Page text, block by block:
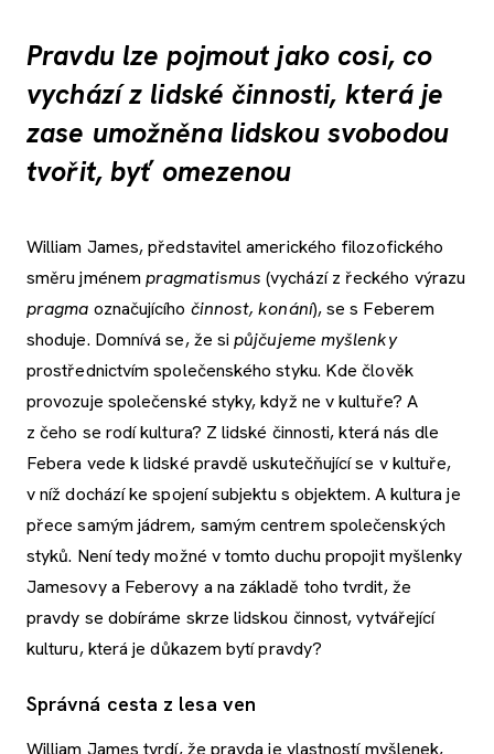
Pravdu lze pojmout jako cosi, co
vychází z lidské činnosti, která je
zase umožněna lidskou svobodou
tvořit, byť omezenou
William James, představitel amerického filozofického
směru jménempragmatismus(vychází z řeckého výrazu
pragma označujícího činnost, konání), se s Feberem
shoduje. Domnívá se, že sipůjčujeme myšlenky
prostřednictvím společenského styku. Kde člověk
provozuje společenské styky, když ne v kultuře? A
z čeho se rodí kultura? Z lidské činnosti, která nás dle
Febera vede k lidské pravdě uskutečňující se v kultuře,
v níž dochází ke spojení subjektu s objektem. A kultura je
přece samým jádrem, samým centrem společenských
styků. Není tedy možné v tomto duchu propojit myšlenky
Jamesovy a Feberovy a na základě toho tvrdit, že
pravdy se dobíráme skrze lidskou činnost, vytvářející
kulturu, která je důkazem bytí pravdy?
Správná cesta z lesa ven
William James tvrdí, že pravda je vlastností myšlenek,